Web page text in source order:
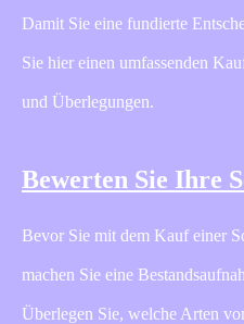
Damit Sie eine fundierte
Sie hier einen umfassenden
und Überlegungen.
Bewerten Sie Ihre
Bevor Sie mit dem Kauf einer
machen Sie eine
Überlegen Sie, welche Arten